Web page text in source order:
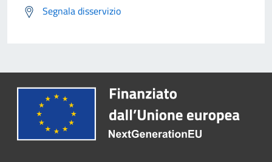
Segnala disservizio